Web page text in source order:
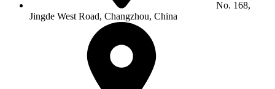
No. 168,
Jingde West Road, Changzhou, China